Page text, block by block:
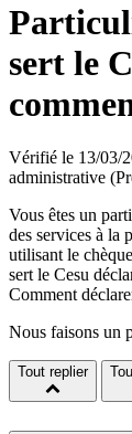
sert le
Vérifié le 13/03/
administrative
Vous êtes un
des services à la
utilisant le
sert le Cesu
Comment
Nous faisons un
Tout replier